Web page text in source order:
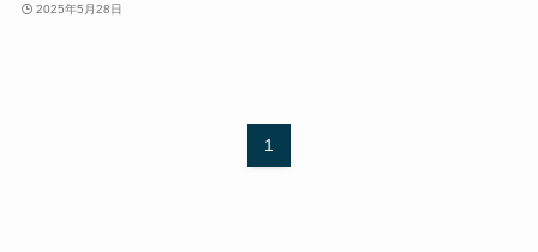
2025年5月28日
1